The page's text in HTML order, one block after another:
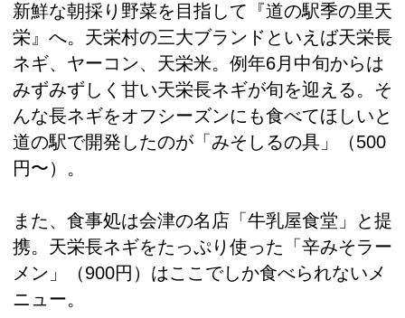
新鮮な朝採り野菜を目指して『道の駅季の里天
栄』へ。天栄村の三大ブランドといえば天栄長
ネギ、ヤーコン、天栄米。例年6月中旬からは
みずみずしく甘い天栄長ネギが旬を迎える。そ
んな長ネギをオフシーズンにも食べてほしいと
道の駅で開発したのが「みそしるの具」（500
円〜）。
また、食事処は会津の名店「牛乳屋食堂」と提
携。天栄長ネギをたっぷり使った「辛みそラー
メン」（900円）はここでしか食べられないメ
ニュー。